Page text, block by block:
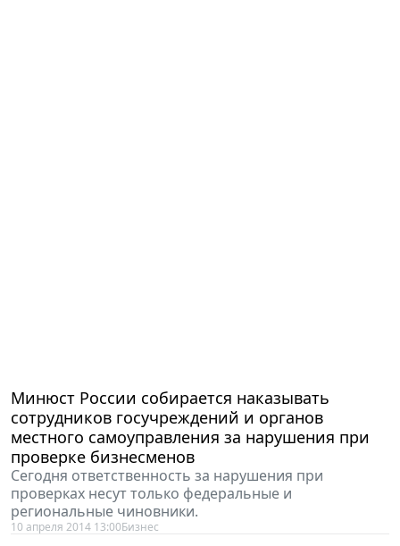
Минюст России собирается наказывать
сотрудников госучреждений и органов
местного самоуправления за нарушения при
проверке бизнесменов
Сегодня ответственность за нарушения при
проверках несут только федеральные и
региональные чиновники.
10 апреля 2014 13:00Бизнес